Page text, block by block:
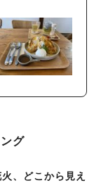
グ
、どこから見え